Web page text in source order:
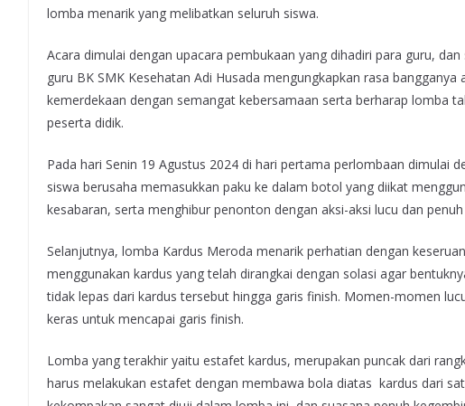
lomba menarik yang melibatkan seluruh siswa.
Acara dimulai dengan upacara pembukaan yang dihadiri para guru,
guru BK SMK Kesehatan Adi Husada mengungkapkan rasa
kemerdekaan dengan semangat kebersamaan serta berharap lomba
peserta didik.
Pada hari Senin 19 Agustus 2024 di hari pertama perlombaan dimulai
siswa berusaha memasukkan paku ke dalam botol yang diikat
kesabaran, serta menghibur penonton dengan aksi-aksi lucu dan
Selanjutnya, lomba Kardus Meroda menarik perhatian dengan
menggunakan kardus yang telah dirangkai dengan solasi agar
tidak lepas dari kardus tersebut hingga garis finish. Momen-momen
keras untuk mencapai garis finish.
Lomba yang terakhir yaitu estafet kardus, merupakan puncak dari
harus melakukan estafet dengan membawa bola diatas kardus dari